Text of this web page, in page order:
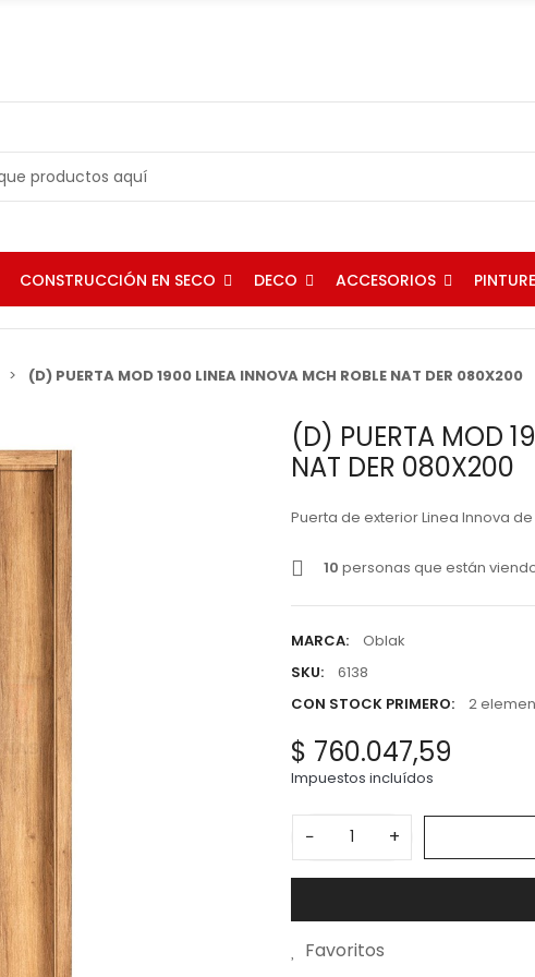
CONSTRUCCIÓN EN SECO DECO ACCESORIOS
(D) PUERTA MOD 1900 LINEA INNOVA MCH ROBLE NAT DER 080X200
(D) PUERTA MOD
NAT DER 080X200
Puerta de exterior Linea Innova
10 personas que están
MARCA:
Oblak
SKU:
6138
CON STOCK PRIMERO:
2
$ 760.047,59
Impuestos incluídos
− +
Favoritos